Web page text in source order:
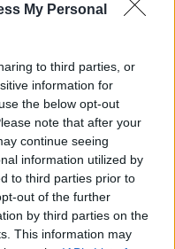
My Personal
to third parties, or
information for
the below opt-out
note that after your
continue seeing
information utilized by
to third parties prior to
out of the further
by third parties on the
This information may
la versión más
en nuestro
de virus y están
costo alguno.